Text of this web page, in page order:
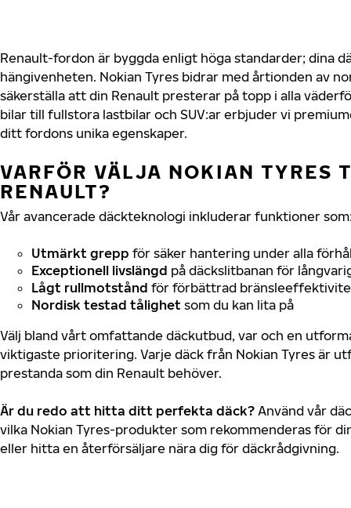
Renault-fordon är byggda enligt höga standarder; dina
hängivenheten. Nokian Tyres bidrar med årtionden av
säkerställa att din Renault presterar på topp i alla
bilar till fullstora lastbilar och SUV:ar erbjuder vi
ditt fordons unika egenskaper.
VARFÖR VÄLJA NOKIAN TYRES
RENAULT?
Vår avancerade däckteknologi inkluderar funktioner
Utmärkt grepp för säker hantering under alla
Exceptionell livslängd på däckslitbanan för
Lågt rullmotstånd för förbättrad
Nordisk testad tålighet som du kan lita på
Välj bland vårt omfattande däckutbud, var och en
viktigaste prioritering. Varje däck från Nokian Tyres är
prestanda som din Renault behöver.
Är du redo att hitta ditt perfekta däck? Använd vår
vilka Nokian Tyres-produkter som rekommenderas för
eller hitta en återförsäljare nära dig för däckrådgivning.